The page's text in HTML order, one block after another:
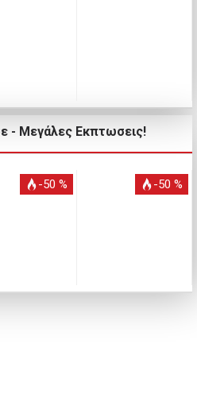
- Μεγάλες Εκπτωσεις!
-50 % -50 %